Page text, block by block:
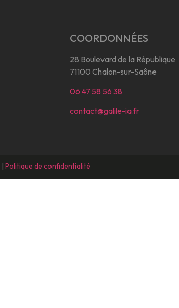
COORDONNÉES
28 Boulevard de la République
71100 Chalon-sur-Saône
06 47 58 56 38
contact@galile-ia.fr
| Politique de confidentialité